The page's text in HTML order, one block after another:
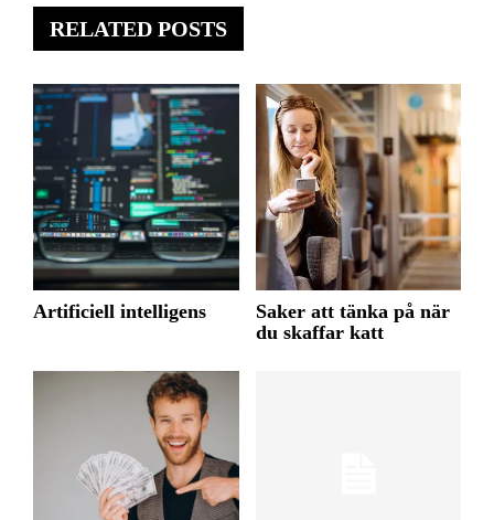
RELATED POSTS
Artificiell intelligens
Saker att tänka på när
du skaffar katt